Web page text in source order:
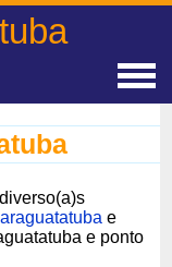
e
e ponto